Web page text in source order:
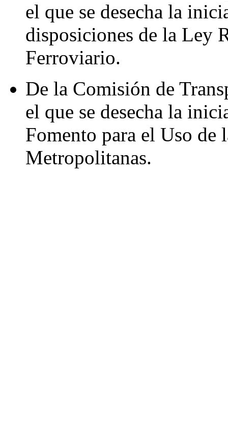
el que se desecha la
disposiciones de la Ley
Ferroviario.
De la Comisión de
el que se desecha la
Fomento para el Uso de
Metropolitanas.